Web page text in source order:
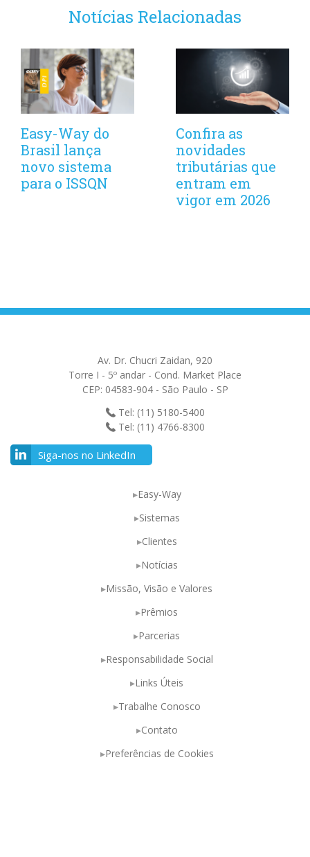
Notícias Relacionadas
Easy-Way do
Brasil lança
novo sistema
para o ISSQN
Confira as
novidades
tributárias que
entram em
vigor em 2026
Av. Dr. Chucri Zaidan, 920
Torre I - 5º andar - Cond. Market Place
CEP: 04583-904 - São Paulo - SP
Tel: (11) 5180-5400
Tel: (11) 4766-8300
Siga-nos no LinkedIn
Easy-Way
Sistemas
Clientes
Notícias
Missão, Visão e Valores
Prêmios
Parcerias
Responsabilidade Social
Links Úteis
Trabalhe Conosco
Contato
Preferências de Cookies